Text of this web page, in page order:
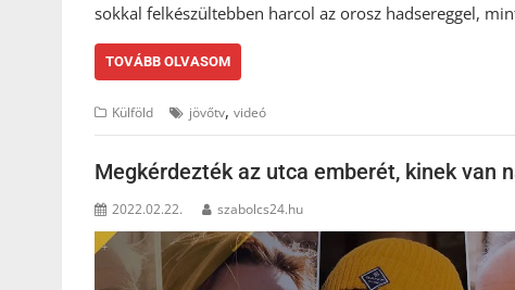
sokkal felkészültebben harcol az orosz hadsereggel,
TOVÁBB OLVASOM
Külföld jövőtv, videó
Megkérdezték az utca emberét, kinek van
2022.02.22. szabolcs24.hu